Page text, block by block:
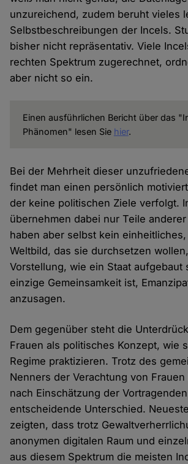
unzureichend, zudem beruht vieles
Selbstbeschreibungen der Incels.
bisher nicht repräsentativ. Viele
rechten Spektrum zugerechnet,
aber nicht so ein.
Einen ausführlichen Bericht über das
Phänomen" lesen Sie hier.
Bei der Mehrheit dieser
findet man einen persönlich
der keine politischen Ziele verfolgt.
übernehmen dabei nur Teile
haben aber selbst kein
Weltbild, das sie durchsetzen
Vorstellung, wie ein Staat aufgebaut
einzige Gemeinsamkeit ist,
anzusagen.
Dem gegenüber steht die
Frauen als politisches Konzept, wie
Regime praktizieren. Trotz des
Nenners der Verachtung von
nach Einschätzung der
entscheidende Unterschied.
zeigten, dass trotz
anonymen digitalen Raum und
aus diesem Spektrum die meisten